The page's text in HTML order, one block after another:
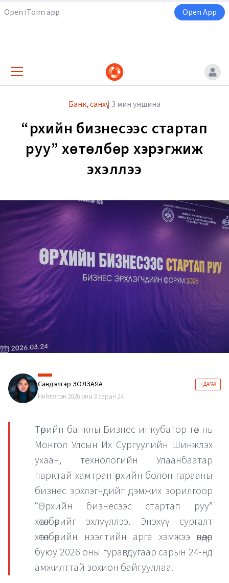
Open iToim app Open App
Банк, санхүү|3 мин уншина
“Өрхийн бизнесээс стартап
руу” хөтөлбөр хэрэгжиж
эхэллээ
Сандэлгэр ЗОЛЗАЯА + ДАГАХ
Нийтэлсэн 2026 оны 3 сарын 24
Төрийн банкны Бизнес инкубатор төв нь
Монгол Улсын Их Сургуулийн Шинжлэх
ухаан, технологийн Улаанбаатар
парктай хамтран өрхийн болон гарааны
бизнес эрхлэгчдийг дэмжих зорилгоор
“Өрхийн бизнесээс стартап руу”
хөтөлбөрийг эхлүүллээ. Энэхүү сургалт
хөтөлбөрийн нээлтийн арга хэмжээ өнөөдөр
буюу 2026 оны гуравдугаар сарын 24-нд
амжилттай зохион байгууллаа.